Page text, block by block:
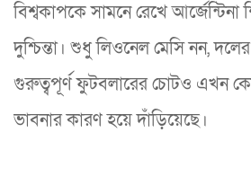
বিশ্বকাপকে সামনে রেখে আর্জেন্টিনা
দুশ্চিন্তা। শুধু লিওনেল মেসি নন,
গুরুত্বপূর্ণ ফুটবলারের চোটও এখন
ভাবনার কারণ হয়ে দাঁড়িয়েছে।